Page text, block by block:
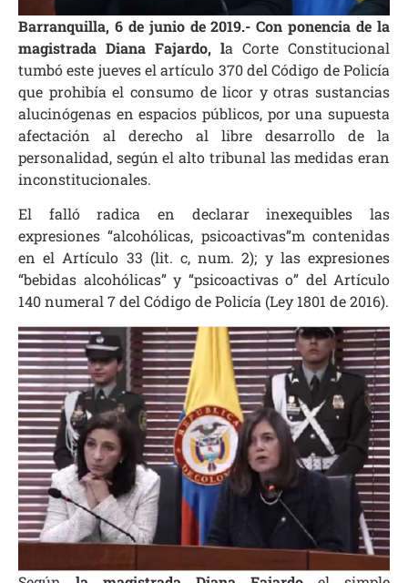
Barranquilla, 6 de junio de 2019.- Con ponencia de la
magistrada Diana Fajardo, la Corte Constitucional
tumbó este jueves el artículo 370 del Código de Policía
que prohibía el consumo de licor y otras sustancias
alucinógenas en espacios públicos, por una supuesta
afectación al derecho al libre desarrollo de la
personalidad, según el alto tribunal las medidas eran
inconstitucionales.
El falló radica en declarar inexequibles las
expresiones “alcohólicas, psicoactivas”m contenidas
en el Artículo 33 (lit. c, num. 2); y las expresiones
“bebidas alcohólicas” y “psicoactivas o” del Artículo
140 numeral 7 del Código de Policía (Ley 1801 de 2016).